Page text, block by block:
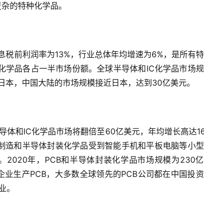
的特种化学品。
前利润率为13%，行业总体年均增速为6%，是所有
品各占一半市场份额。全球半导体和IC化学品市场
，中国大陆的市场规模接近日本，达到30亿美元。
和IC化学品市场将翻倍至60亿美元，年均增长高达
和半导体封装化学品受到智能手机和平板电脑等小
2020年，PCB和半导体封装化学品市场规模为230
生产PCB，大多数全球领先的PCB公司都在中国投
。